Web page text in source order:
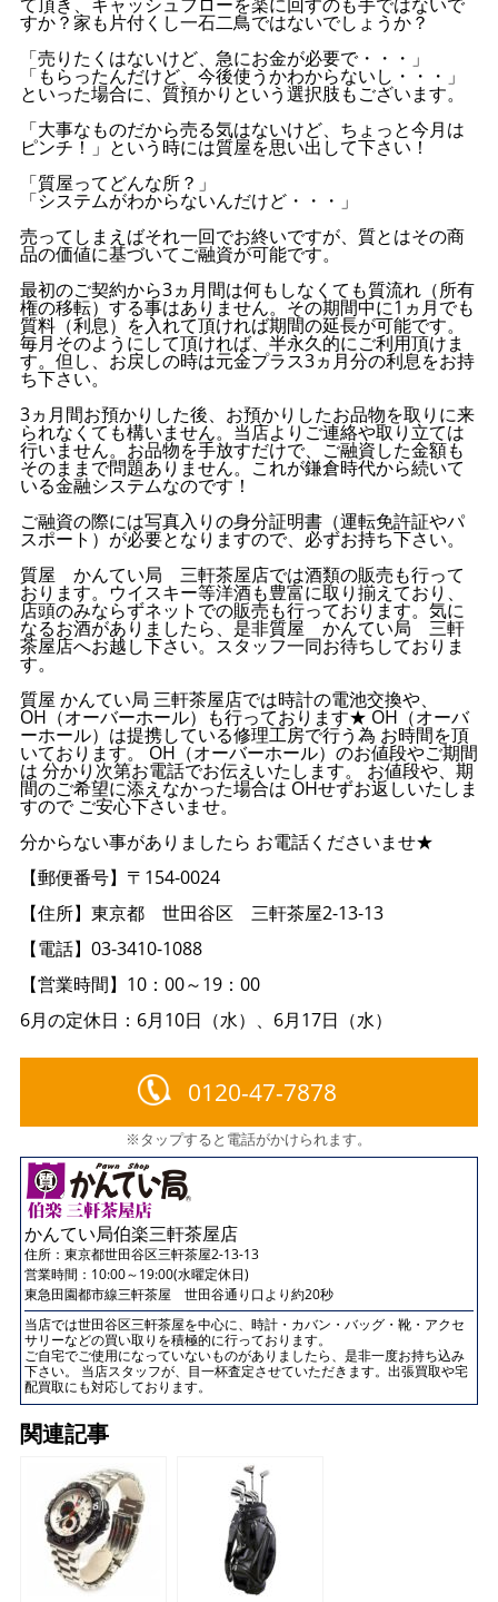
すか？家も片付くし一石二鳥ではないでしょうか？
「売りたくはないけど、急にお金が必要で・・・」
「もらったんだけど、今後使うかわからないし・・・」
といった場合に、質預かりという選択肢もございます。
「大事なものだから売る気はないけど、ちょっと今月は
ピンチ！」という時には質屋を思い出して下さい！
「質屋ってどんな所？」
「システムがわからないんだけど・・・」
売ってしまえばそれ一回でお終いですが、質とはその商
品の価値に基づいてご融資が可能です。
最初のご契約から3ヵ月間は何もしなくても質流れ（所有
権の移転）する事はありません。その期間中に1ヵ月でも
質料（利息）を入れて頂ければ期間の延長が可能です。
毎月そのようにして頂ければ、半永久的にご利用頂けま
す。但し、お戻しの時は元金プラス3ヵ月分の利息をお持
ち下さい。
3ヵ月間お預かりした後、お預かりしたお品物を取りに来
られなくても構いません。当店よりご連絡や取り立ては
行いません。お品物を手放すだけで、ご融資した金額も
そのままで問題ありません。これが鎌倉時代から続いて
いる金融システムなのです！
ご融資の際には写真入りの身分証明書（運転免許証やパ
スポート）が必要となりますので、必ずお持ち下さい。
質屋 かんてい局 三軒茶屋店では酒類の販売も行って
おります。ウイスキー等洋酒も豊富に取り揃えており、
店頭のみならずネットでの販売も行っております。気に
なるお酒がありましたら、是非質屋 かんてい局 三軒
茶屋店へお越し下さい。スタッフ一同お待ちしておりま
す。
質屋 かんてい局 三軒茶屋店では時計の電池交換や、
OH（オーバーホール）も行っております★ OH（オーバ
ーホール）は提携している修理工房で行う為 お時間を頂
いております。 OH（オーバーホール）のお値段やご期間
は 分かり次第お電話でお伝えいたします。 お値段や、期
間のご希望に添えなかった場合は OHせずお返しいたしま
すので ご安心下さいませ。
分からない事がありましたら お電話くださいませ★
【郵便番号】〒154-0024
【住所】東京都 世田谷区 三軒茶屋2-13-13
【電話】03-3410-1088
【営業時間】10：00～19：00
6月の定休日：6月10日（水）、6月17日（水）
0120-47-7878
※タップすると電話がかけられます。
かんてい局伯楽三軒茶屋店
住所： 東京都世田谷区三軒茶屋2-13-13
営業時間：10:00～19:00(水曜定休日)
東急田園都市線三軒茶屋 世田谷通り口より約20秒
当店では世田谷区三軒茶屋を中心に、時計・カバン・バッグ・靴・アクセ
サリーなどの買い取りを積極的に行っております。
ご自宅でご使用になっていないものがありましたら、是非一度お持ち込み
下さい。 当店スタッフが、目一杯査定させていただきます。出張買取や宅
配買取にも対応しております。
関連記事